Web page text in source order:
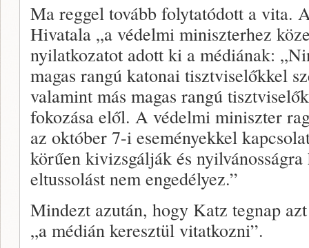
Ma reggel tovább folytatódott a vita.
Hivatala „a védelmi miniszterhez
nyilatkozatot adott ki a médiának:
magas rangú katonai tisztviselőkkel
valamint más magas rangú
fokozása elől. A védelmi miniszter
az október 7-i eseményekkel
körűen kivizsgálják és
eltussolást nem engedélyez.”
Mindezt azután, hogy Katz tegnap
„a médián keresztül vitatkozni”.